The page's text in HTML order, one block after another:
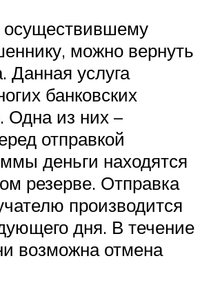
осуществившему
можно вернуть
Данная услуга
банковских
Одна из них –
отправкой
деньги находятся
резерве. Отправка
производится
дня. В течение
возможна отмена